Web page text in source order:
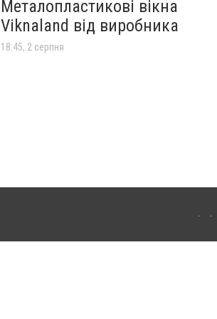
Металопластикові вікна
Viknaland від виробника
18:45, 2 серпня